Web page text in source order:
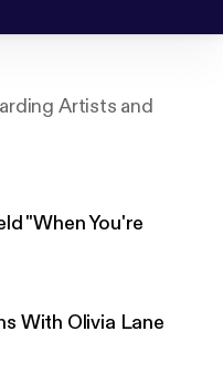
Artists and
"When You're
With Olivia Lane